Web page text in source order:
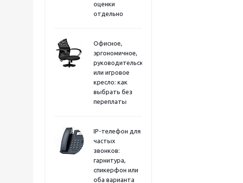
оценки
отдельно
Офисное,
эргономичное,
руководительское
или игровое
кресло: как
выбрать без
переплаты
IP-телефон для
частых
звонков:
гарнитура,
спикерфон или
оба варианта